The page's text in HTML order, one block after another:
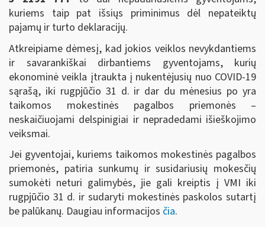
kuriems taip pat išsiųs priminimus dėl nepateiktų
pajamų ir turto deklaracijų.
Atkreipiame dėmesį, kad jokios veiklos nevykdantiems
ir savarankiškai dirbantiems gyventojams, kurių
ekonominė veikla įtraukta į nukentėjusių nuo COVID-19
sąrašą, iki rugpjūčio 31 d. ir dar du mėnesius po yra
taikomos mokestinės pagalbos priemonės –
neskaičiuojami delspinigiai ir nepradedami išieškojimo
veiksmai.
Jei gyventojai, kuriems taikomos mokestinės pagalbos
priemonės, patiria sunkumų ir susidariusių mokesčių
sumokėti neturi galimybės, jie gali kreiptis į VMI iki
rugpjūčio 31 d. ir sudaryti mokestinės paskolos sutartį
be palūkanų. Daugiau informacijos čia.